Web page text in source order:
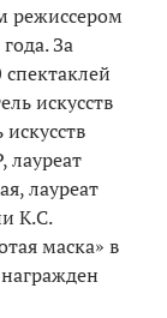
режиссером
За
искусств
лауреат
К.С.
маска» в